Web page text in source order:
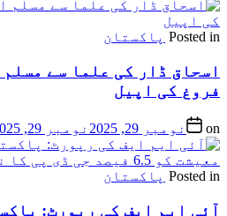
Posted in پاکستان
اسحاق ڈار کی علما سے
فروغ کی اپیل
on نومبر 29, 2025 نومبر 29, 2025
Posted in پاکستان
آئی ایم ایف کی رپورٹ: